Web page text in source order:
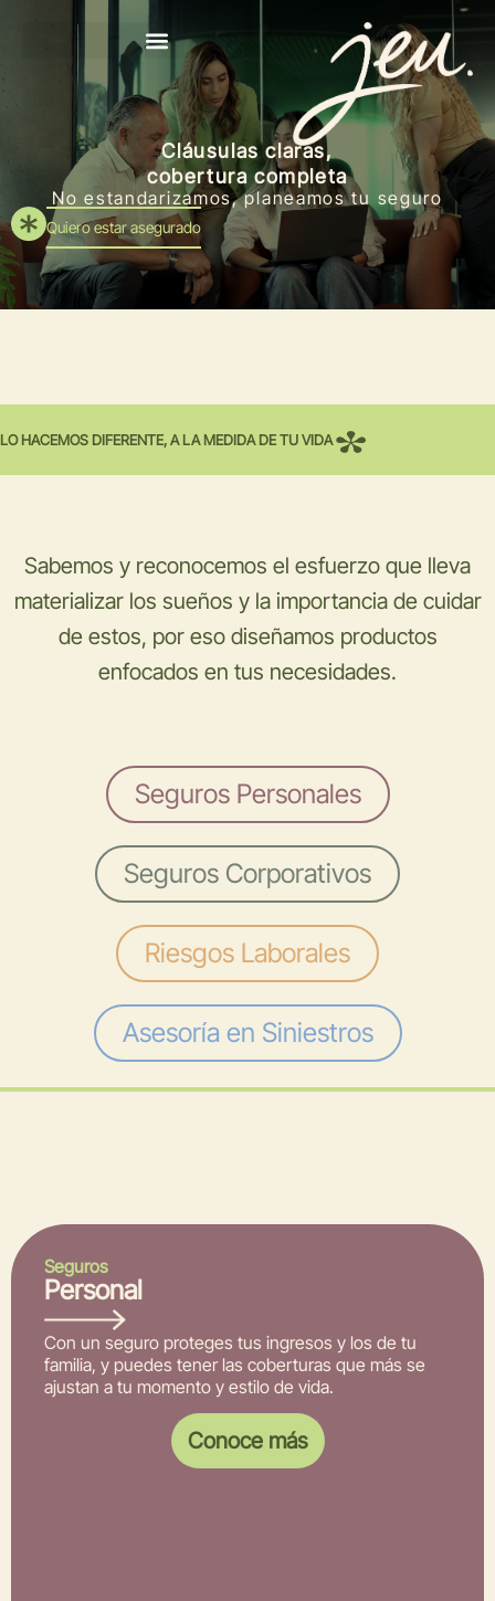
Cláusulas claras,
cobertura completa
No estandarizamos, planeamos tu seguro
Quiero estar asegurado
LO HACEMOS DIFERENTE, A LA MEDIDA DE TU VIDA
Sabemos y reconocemos el esfuerzo que lleva
materializar los sueños y la importancia de cuidar
de estos, por eso diseñamos productos
enfocados en tus necesidades.
Seguros Personales
Seguros Corporativos
Riesgos Laborales
Asesoría en Siniestros
Seguros
Personal
Con un seguro proteges tus ingresos y los de tu
familia, y puedes tener las coberturas que más se
ajustan a tu momento y estilo de vida.
Conoce más